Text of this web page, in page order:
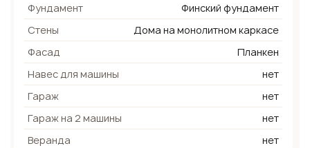
Фундамент
Финский фундамент
Стены
Дома на монолитном каркасе
Фасад
Планкен
Навес для машины
нет
Гараж
нет
Гараж на 2 машины
нет
Веранда
нет